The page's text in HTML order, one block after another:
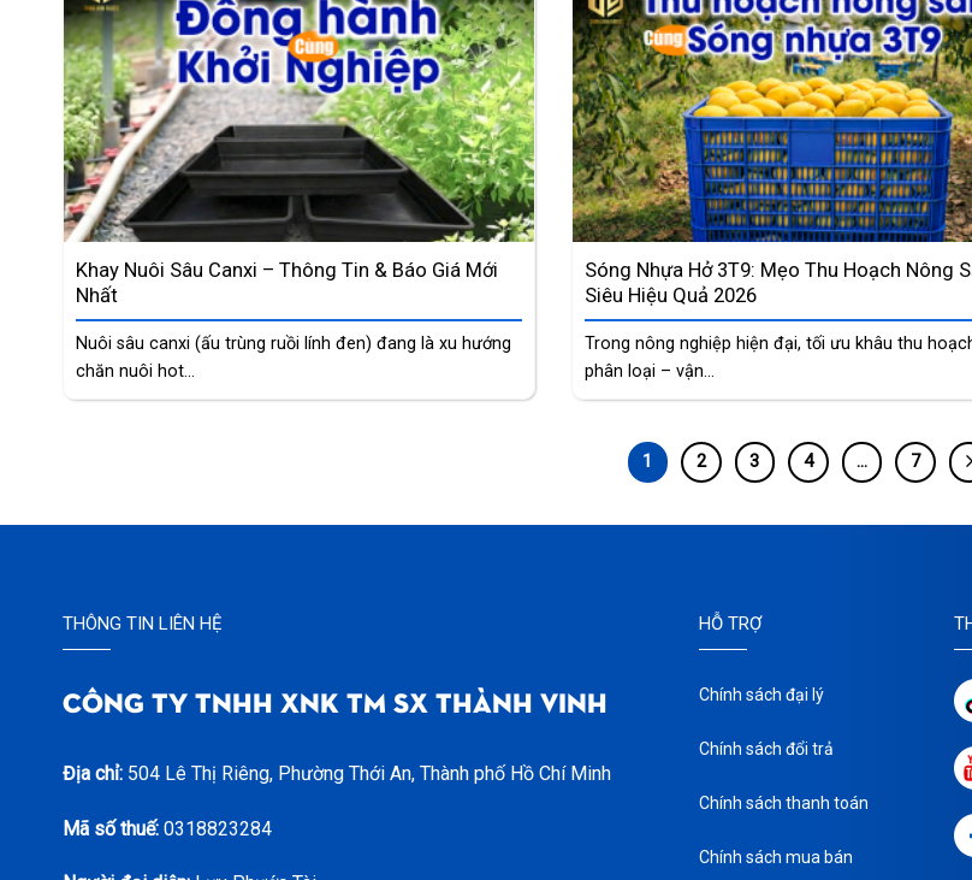
Khay Nuôi Sâu Canxi – Thông Tin & Báo Giá Mới
Nhất
Nuôi sâu canxi (ấu trùng ruồi lính đen) đang là xu hướng
chăn nuôi hot...
Sóng Nhựa Hở 3T9: Mẹo Thu Hoạch Nông
Siêu Hiệu Quả 2026
Trong nông nghiệp hiện đại, tối ưu khâu thu
phân loại – vận...
1 2 3 4 … 7
THÔNG TIN LIÊN HỆ
CÔNG TY TNHH XNK TM SX THÀNH VINH
Địa chỉ: 504 Lê Thị Riêng, Phường Thới An, Thành phố Hồ Chí Minh
Mã số thuế: 0318823284
HỖ TRỢ
Chính sách đại lý
Chính sách đổi trả
Chính sách thanh toán
Chính sách mua bán